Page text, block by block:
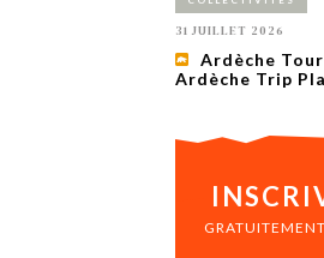
31 JUILLET 2026
Ardèche
Ardèche Trip